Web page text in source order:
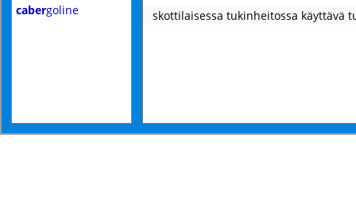
cabergoline skottilaisessa tukinheitossa käyttävä